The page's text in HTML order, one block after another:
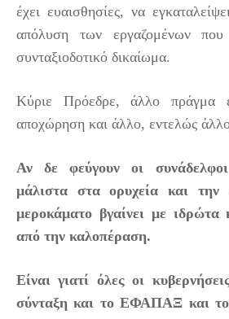
έχει ευαισθησίες, να
απόλυση των εργαζομένων που
συνταξιοδοτικό δικαίωμα.
Κύριε Πρόεδρε, άλλο πράγμα
αποχώρηση και άλλο, εντελώς
Αν δε φεύγουν οι
μάλιστα στα ορυχεία και
μεροκάματο βγαίνει με ιδρώτα
από την καλοπέραση.
Είναι γιατί όλες οι
σύνταξη και το ΕΦΑΠΑΞ και